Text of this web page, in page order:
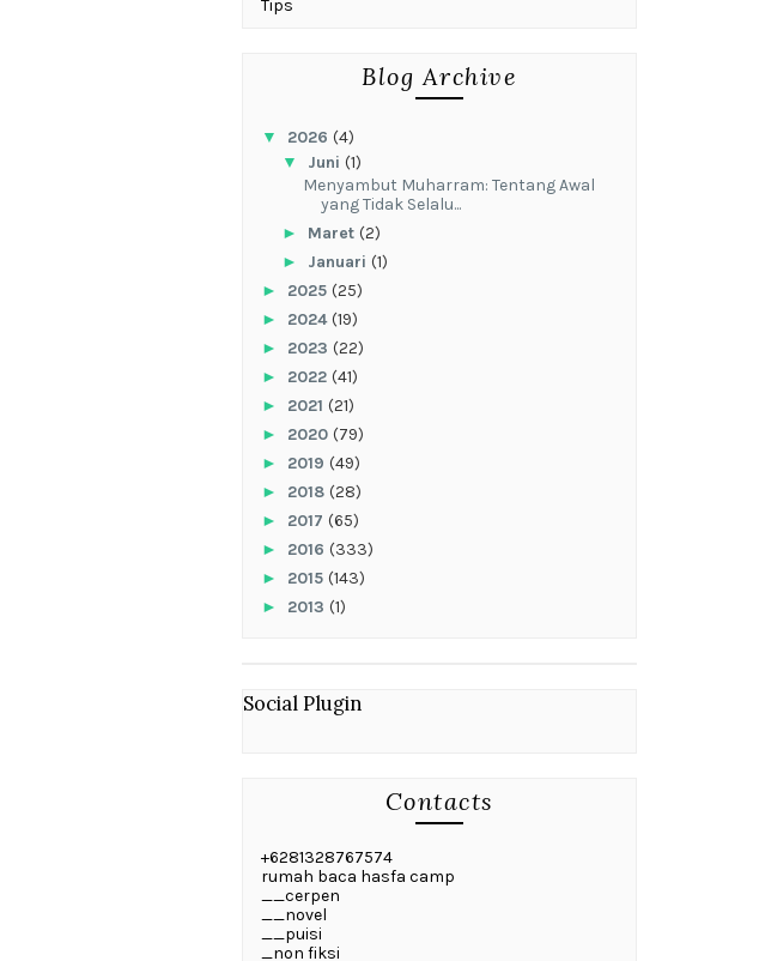
Tips
Blog Archive
▼ 2026 (4)
▼ Juni (1)
Menyambut Muharram: Tentang Awal
yang Tidak Selalu...
► Maret (2)
► Januari (1)
► 2025 (25)
► 2024(19)
► 2023 (22)
► 2022 (41)
► 2021 (21)
► 2020 (79)
► 2019 (49)
► 2018 (28)
► 2017 (65)
► 2016 (333)
► 2015 (143)
► 2013 (1)
Social Plugin
Contacts
+6281328767574
rumah baca hasfa camp
__cerpen
__novel
__puisi
_non fiksi